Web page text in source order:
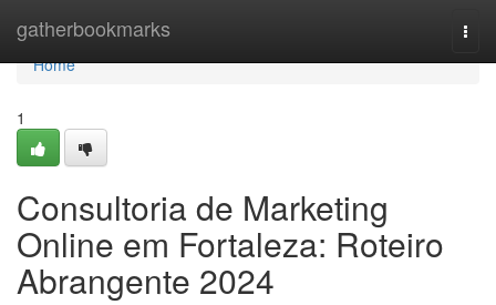
gatherbookmarks
Home
Home
1
Consultoria de Marketing
Online em Fortaleza: Roteiro
Abrangente 2024